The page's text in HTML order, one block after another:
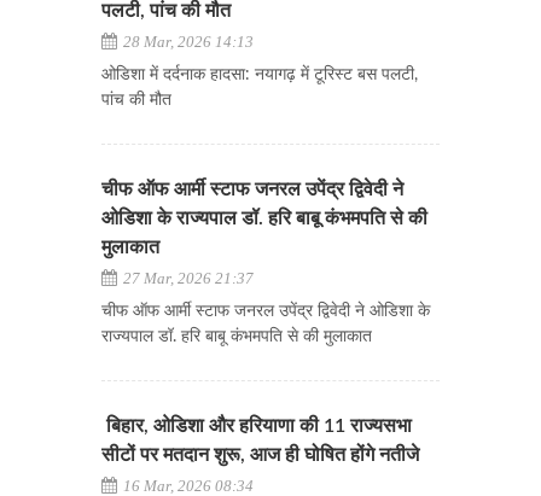
पलटी, पांच की मौत
28 Mar, 2026 14:13
ओडिशा में दर्दनाक हादसा: नयागढ़ में टूरिस्ट बस पलटी,
पांच की मौत
चीफ ऑफ आर्मी स्टाफ जनरल उपेंद्र द्विवेदी ने
ओडिशा के राज्यपाल डॉ. हरि बाबू कंभमपति से की
मुलाकात
27 Mar, 2026 21:37
चीफ ऑफ आर्मी स्टाफ जनरल उपेंद्र द्विवेदी ने ओडिशा के
राज्यपाल डॉ. हरि बाबू कंभमपति से की मुलाकात
बिहार, ओडिशा और हरियाणा की 11 राज्यसभा
सीटों पर मतदान शुरू, आज ही घोषित होंगे नतीजे
16 Mar, 2026 08:34